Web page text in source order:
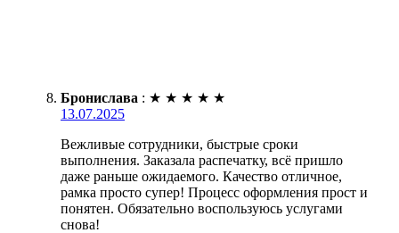
Бронислава : ★ ★ ★ ★ ★
13.07.2025
Вежливые сотрудники, быстрые сроки
выполнения. Заказала распечатку, всё пришло
даже раньше ожидаемого. Качество отличное,
рамка просто супер! Процесс оформления прост и
понятен. Обязательно воспользуюсь услугами
снова!